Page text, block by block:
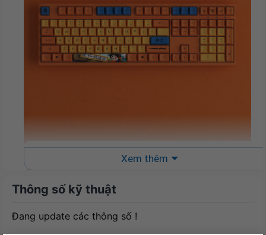
Tuổi thọ pin cao
Bàn phím AKKO 3108 RF Dragon Ball Z – Goku sử
tháng, cho phép bạn sử dụng lâu dài mà không cần
Xem thêm
Thông số kỹ thuật
Đang update các thông số !